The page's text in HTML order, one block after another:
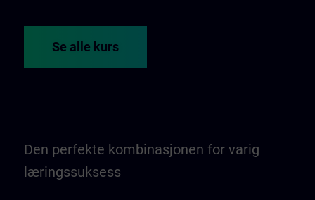
Se alle kurs
Den perfekte kombinasjonen for varig
læringssuksess